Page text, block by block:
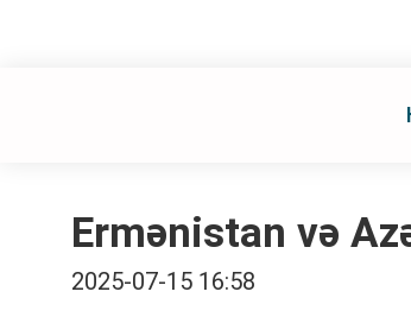
Ermənistan və
2025-07-15 16:58